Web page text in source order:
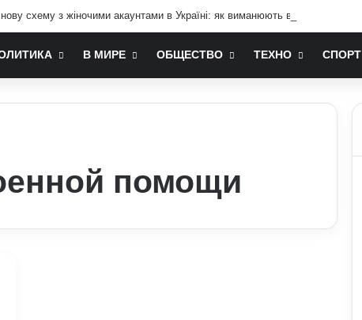
схему з жіночими акаунтами в Україні: як виманюють військових
В МИРЕ ОБЩЕСТВО ТЕХНО СПОРТ
помощи